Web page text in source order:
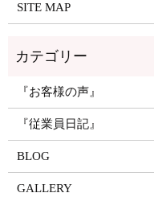
SITE MAP
『お客様の声』
『従業員日記』
BLOG
GALLERY